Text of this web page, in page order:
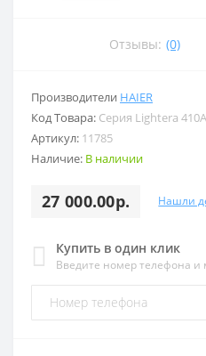
Отзывы: (0)
Производители HAIER
Код Товара: Серия Lightera
Артикул: 11785
Наличие: В наличии
27 000.00р. Нашли
Купить в один клик
Введите номер телефона